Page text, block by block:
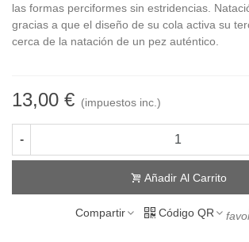
las formas perciformes sin estridencias.
gracias a que el diseño de su cola activa su
cerca de la natación de un pez auténtico.
13,00 € (impuestos inc.)
-
Añadir Al Carrito
Compartir Código QR